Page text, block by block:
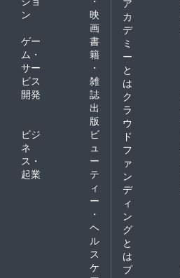
ン
映
画
ゲー
ム・
サー
ビス
開発
書
籍
・
雑
誌
出
版
ビジ
ネ
ス・
起業
ビ
ュ
ー
テ
ィ
ー
・
ヘ
ル
ス
ケ
カ
デ
ミ
ー
と
は
ク
ラ
ウ
ド
フ
ァ
ン
デ
ィ
ン
グ
と
は
プ